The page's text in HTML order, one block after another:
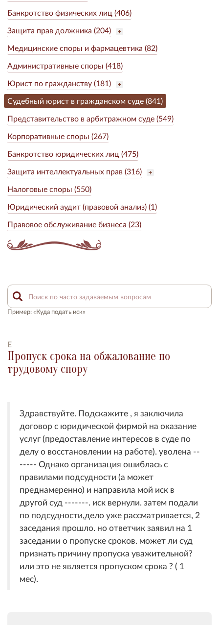
Банкротство физических лиц (406)
Защита прав должника (204)
Медицинские споры и фармацевтика (82)
Административные споры (418)
Юрист по гражданству (181)
Судебный юрист в гражданском суде (841)
Представительство в арбитражном суде (549)
Корпоративные споры (267)
Банкротство юридических лиц (475)
Защита интеллектуальных прав (316)
Налоговые споры (550)
Юридический аудит (правовой анализ) (1)
Правовое обслуживание бизнеса (23)
Пример: «Куда подать иск»
Е
Пропуск срока на обжалование по
трудовому спору
Здравствуйте. Подскажите , я заключила
договор с юридической фирмой на оказание
услуг (предоставление интересов в суде по
делу о восстановлении на работе). уволена --
----- Однако организация ошиблась с
правилами подсудности (а может
преднамеренно) и направила мой иск в
другой суд -------. иск вернули. затем подали
по подсудности,дело уже рассматривается, 2
заседания прошло. но ответчик заявил на 1
заседании о пропуске сроков. может ли суд
признать причину пропуска уважительной?
или это не является пропуском срока ? ( 1
мес).